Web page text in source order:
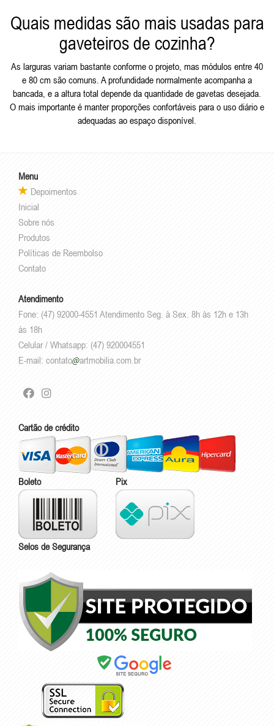
Quais medidas são mais usadas para
gaveteiros de cozinha?
As larguras variam bastante conforme o projeto, mas módulos entre 40
e 80 cm são comuns. A profundidade normalmente acompanha a
bancada, e a altura total depende da quantidade de gavetas desejada.
O mais importante é manter proporções confortáveis para o uso diário e
adequadas ao espaço disponível.
Menu
Depoimentos
Inicial
Sobre nós
Produtos
Políticas de Reembolso
Contato
Atendimento
Fone: (47) 92000-4551 Atendimento Seg. à Sex. 8h às 12h e 13h
às 18h
Celular / Whatsapp: (47) 920004551
E-mail: contato artmobilia.com.br
Cartão de crédito
Boleto Pix
Selos de Segurança